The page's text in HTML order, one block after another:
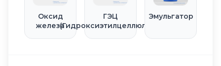
Оксид
железа
ГЭЦ
(Гидроксиэтилцеллюлоза)
Эмульгатор